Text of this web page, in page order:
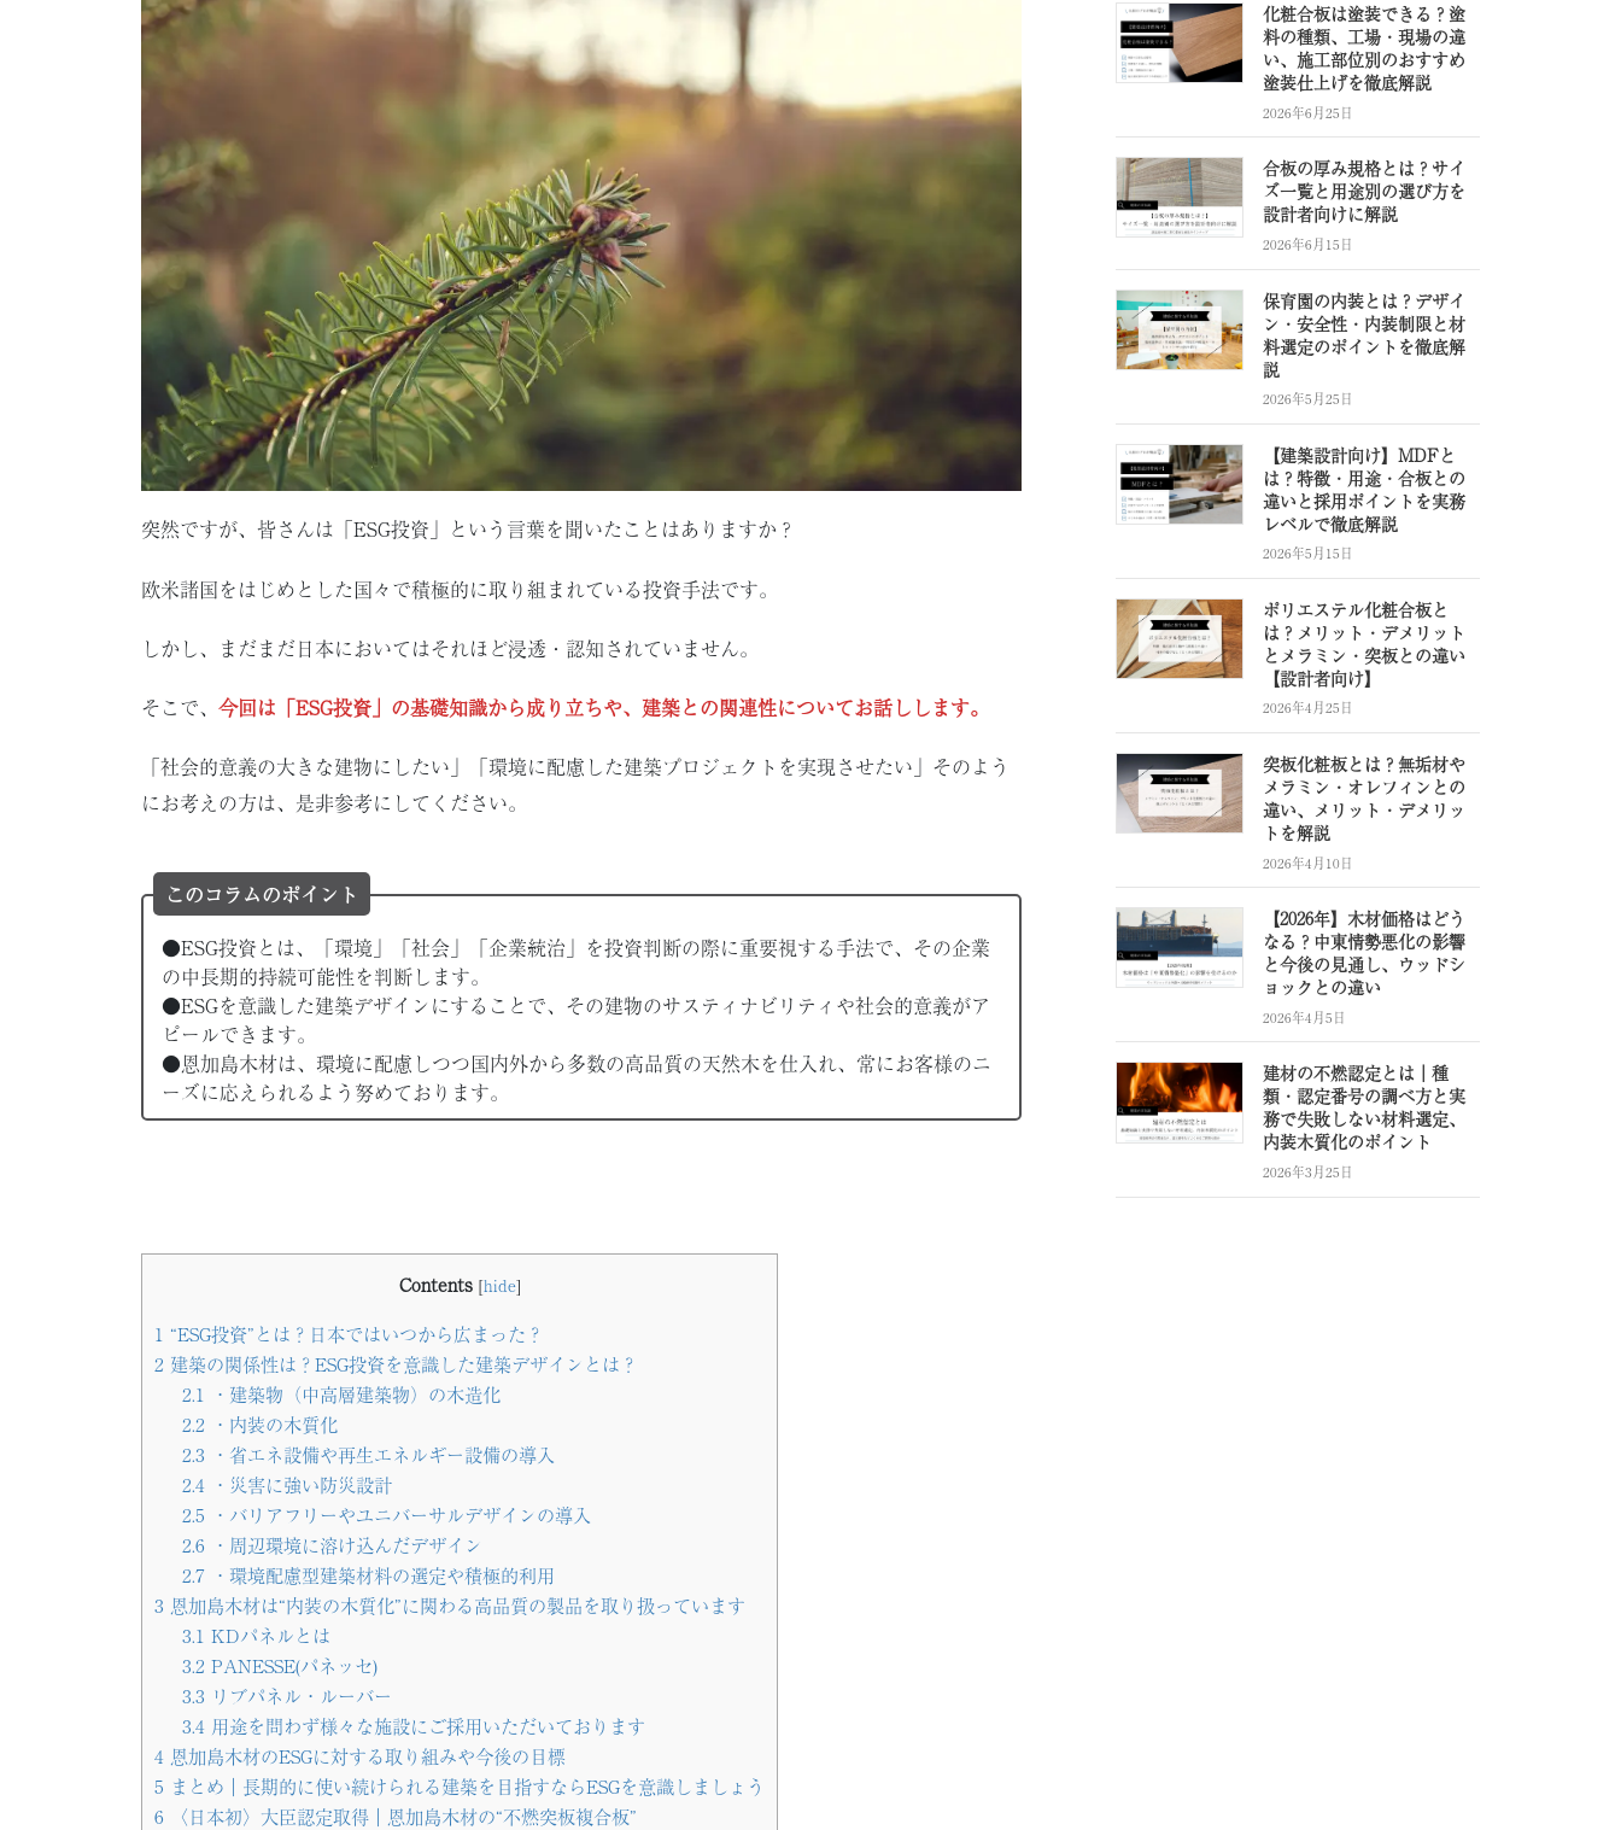
突然ですが、皆さんは「ESG投資」という言葉を聞いたことはありますか？
欧米諸国をはじめとした国々で積極的に取り組まれている投資手法です。
しかし、まだまだ日本においてはそれほど浸透・認知されていません。
そこで、 今回は「ESG投資」の基礎知識から成り立ちや、建築との関連性についてお話しします。
「社会的意義の大きな建物にしたい」「環境に配慮した建築プロジェクトを実現させたい」そのよう
にお考えの方は、是非参考にしてください。
このコラムのポイント
●ESG投資とは、「環境」「社会」「企業統治」を投資判断の際に重要視する手法で、その企業
の中長期的持続可能性を判断します。
●ESGを意識した建築デザインにすることで、その建物のサスティナビリティや社会的意義がア
ピールできます。
●恩加島木材は、環境に配慮しつつ国内外から多数の高品質の天然木を仕入れ、常にお客様のニ
ーズに応えられるよう努めております。
Contents [hide]
1 “ESG投資”とは？日本ではいつから広まった？
2 建築の関係性は？ESG投資を意識した建築デザインとは？
2.1
・建築物（中高層建築物）の木造化
2.2 ・内装の木質化
2.3 ・省エネ設備や再生エネルギー設備の導入
2.4・災害に強い防災設計
2.5 ・バリアフリーやユニバーサルデザインの導入
2.6 ・周辺環境に溶け込んだデザイン
2.7・環境配慮型建築材料の選定や積極的利用
3 恩加島木材は“内装の木質化”に関わる高品質の製品を取り扱っています
3.1 KDパネルとは
3.2 PANESSE(パネッセ)
3.3 リブパネル・ルーバー
3.4用途を問わず様々な施設にご採用いただいております
4 恩加島木材のESGに対する取り組みや今後の目標
5 まとめ｜長期的に使い続けられる建築を目指すならESGを意識しましょう
6 〈日本初〉大臣認定取得｜恩加島木材の“不燃突板複合板”
化粧合板は塗装できる？塗
料の種類、工場・現場の違
い、施工部位別のおすすめ
塗装仕上げを徹底解説
2026年6月25日
合板の厚み規格とは？サイ
ズ一覧と用途別の選び方を
設計者向けに解説
2026年6月15日
保育園の内装とは？デザイ
ン・安全性・内装制限と材
料選定のポイントを徹底解
説
2026年5月25日
【建築設計向け】MDFと
は？特徴・用途・合板との
違いと採用ポイントを実務
レベルで徹底解説
2026年5月15日
ポリエステル化粧合板と
は？メリット・デメリット
とメラミン・突板との違い
【設計者向け】
2026年4月25日
突板化粧板とは？無垢材や
メラミン・オレフィンとの
違い、メリット・デメリッ
トを解説
2026年4月10日
【2026年】木材価格はどう
なる？中東情勢悪化の影響
と今後の見通し、ウッドシ
ョックとの違い
2026年4月5日
建材の不燃認定とは｜種
類・認定番号の調べ方と実
務で失敗しない材料選定、
内装木質化のポイント
2026年3月25日